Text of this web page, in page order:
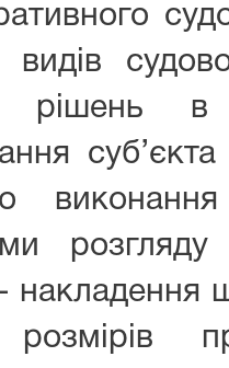
видів
рішень в
накладення